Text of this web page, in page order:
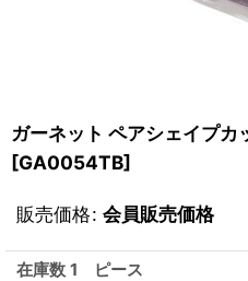
ガーネット ペアシェイプ
[GA0054TB]
販売価格: 会員販売価格
在庫数 1 ピース